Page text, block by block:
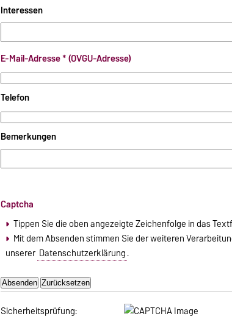
Interessen
E-Mail-Adresse * (OVGU-Adresse)
Telefon
Bemerkungen
Captcha
Tippen Sie die oben angezeigte Zeichenfolge in das
Mit dem Absenden stimmen Sie der weiteren
unserer Datenschutzerklärung.
Sicherheitsprüfung: